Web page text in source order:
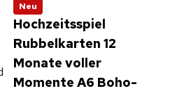
Neu
Hochzeitsspiel
Rubbelkarten 12
Monate voller
Momente A6 Boho-